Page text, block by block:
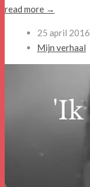
read more →
25 april 2016
Mijn verhaal